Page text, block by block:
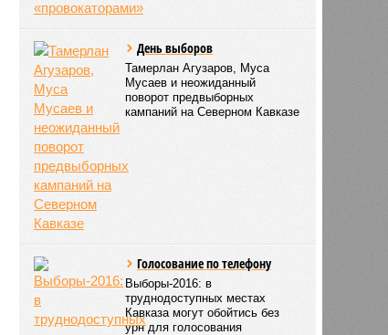
День выборов
Тамерлан Агузаров, Муса
Мусаев и неожиданный
поворот предвыборных
кампаний на Северном Кавказе
Голосование по телефону
Выборы-2016: в
труднодоступных местах
Кавказа могут обойтись без
урн для голосования